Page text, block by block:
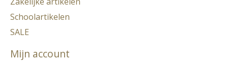
Schoolartikelen
SALE
Mijn account